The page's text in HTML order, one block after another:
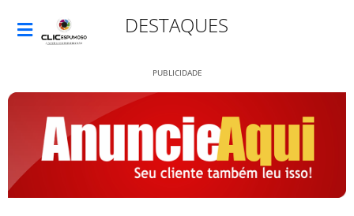
DESTAQUES
PUBLICIDADE